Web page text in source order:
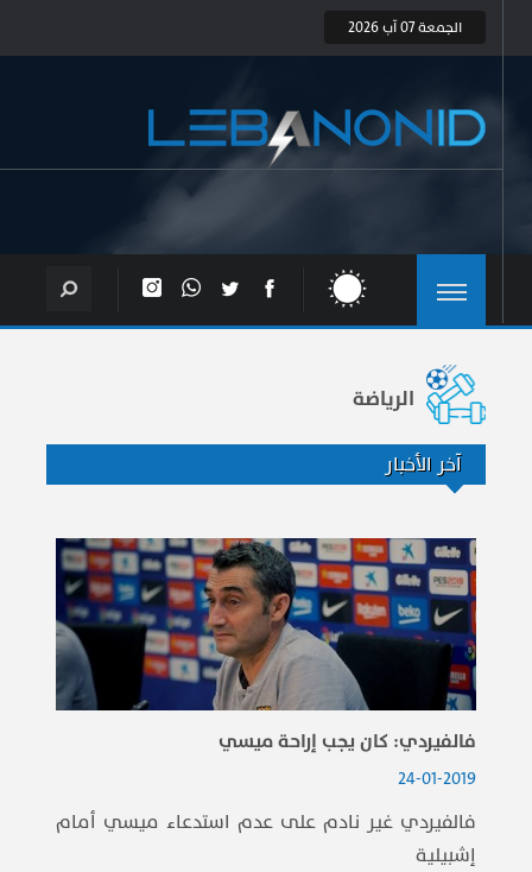
الجمعة 07 آب 2026
الرياضة
آخر الأخبار
فالفيردي: كان يجب إراحة ميسي
24-01-2019
فالفيردي غير نادم على عدم استدعاء ميسي أمام
إشبيلية